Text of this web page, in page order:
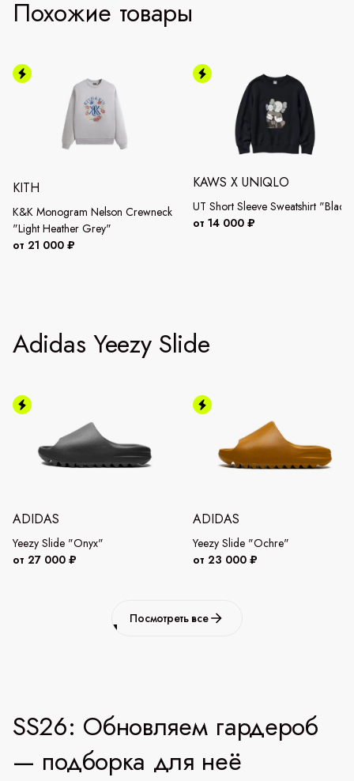
Похожие товары
KITH
K&K Monogram Nelson Crewneck
"Light Heather Grey"
от 21 000 ₽
KAWS X UNIQLO
UT Short Sleeve Sweatshirt "Black"
от 14 000 ₽
Adidas Yeezy Slide
ADIDAS
Yeezy Slide "Onyx"
от 27 000 ₽
ADIDAS
Yeezy Slide "Ochre"
от 23 000 ₽
Посмотреть все
SS26: Обновляем гардероб
— подборка для неё